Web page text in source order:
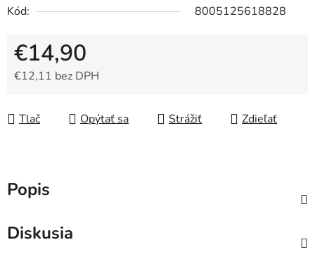
Kód:
8005125618828
€14,90
€12,11 bez DPH
Tlač
Opýtať sa Strážiť Zdieľať
Popis
Diskusia